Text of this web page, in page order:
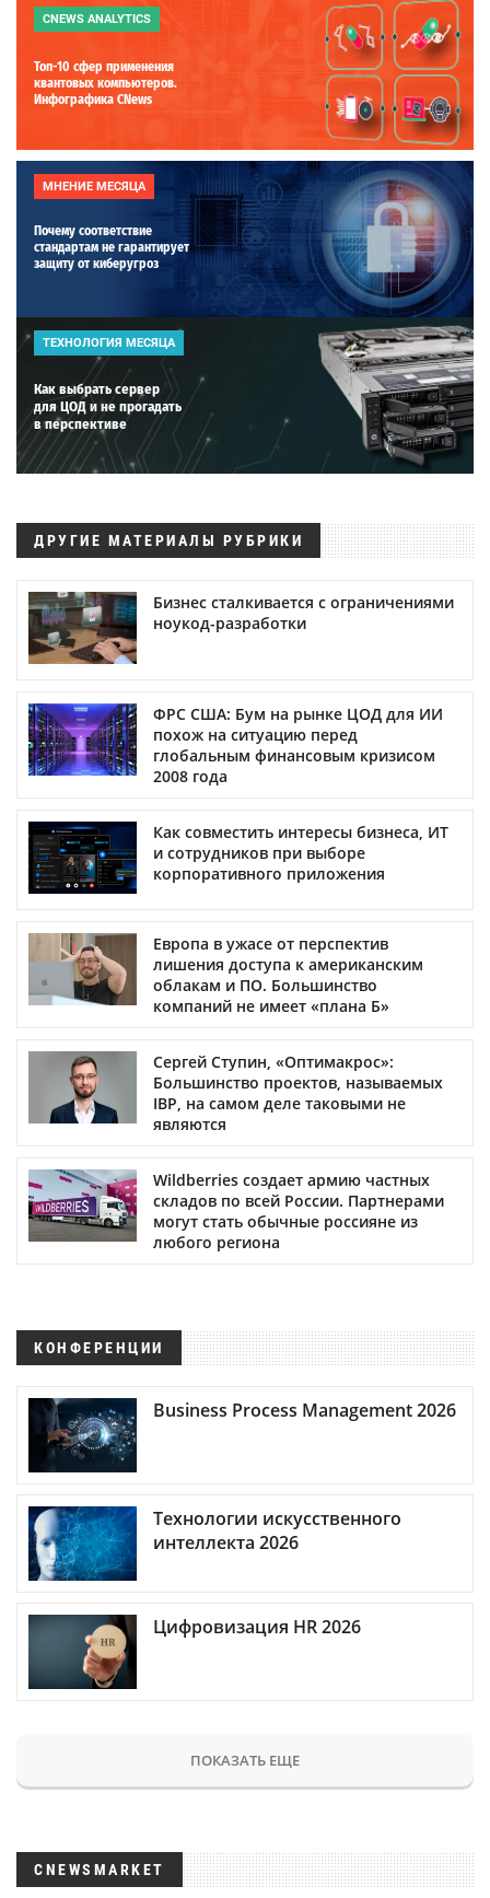
CNEWS ANALYTICS
Топ-10 сфер применения
квантовых компьютеров.
Инфографика CNews
МНЕНИЕ МЕСЯЦА
Почему соответствие
стандартам не гарантирует
защиту от киберугроз
ТЕХНОЛОГИЯ МЕСЯЦА
Как выбрать сервер
для ЦОД и не прогадать
в перспективе
ДРУГИЕ МАТЕРИАЛЫ РУБРИКИ
Бизнес сталкивается с ограничениями
ноукод-разработки
ФРС США: Бум на рынке ЦОД для ИИ
похож на ситуацию перед
глобальным финансовым кризисом
2008 года
Как совместить интересы бизнеса, ИТ
и сотрудников при выборе
корпоративного приложения
Европа в ужасе от перспектив
лишения доступа к американским
облакам и ПО. Большинство
компаний не имеет «плана Б»
Сергей Ступин, «Оптимакрос»:
Большинство проектов, называемых
IBP, на самом деле таковыми не
являются
Wildberries создает армию частных
складов по всей России. Партнерами
могут стать обычные россияне из
любого региона
КОНФЕРЕНЦИИ
Business Process Management 2026
Технологии искусственного
интеллекта 2026
Цифровизация HR 2026
ПОКАЗАТЬ ЕЩЕ
CNEWSMARKET